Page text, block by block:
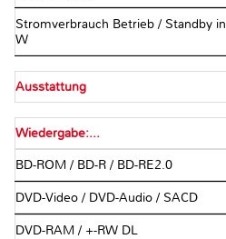
Stromverbrauch Betrieb / Standby in
W
Ausstattung
Wiedergabe:...
BD-ROM / BD-R / BD-RE2.0
DVD-Video / DVD-Audio / SACD
DVD-RAM / +-RW DL